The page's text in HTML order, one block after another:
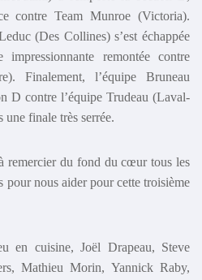
contre Team Munroe (Victoria).
(Des Collines) s’est échappée
remontée contre
Finalement, l’équipe Bruneau
D contre l’équipe Trudeau (Laval-
une finale très serrée.
remercier du fond du cœur tous les
pour nous aider pour cette troisième
en cuisine, Joël Drapeau, Steve
Mathieu Morin, Yannick Raby,